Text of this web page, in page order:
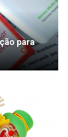
para